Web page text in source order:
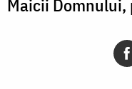
Maicii